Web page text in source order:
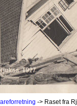
-> Raset fra